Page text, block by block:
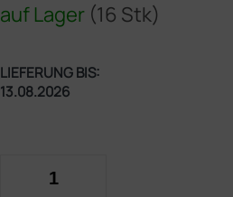
auf Lager (16 Stk)
LIEFERUNG BIS:
13.08.2026